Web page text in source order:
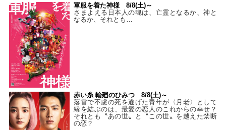
軍服を着た神様 8/8(土)～
さまよえる日本人の魂は、亡霊となるか、神と
なるか、それとも…
赤い糸 輪廻のひみつ 8/8(土)～
落雷で不慮の死を遂げた青年が〈月老〉として
縁を結ぶのは、最愛の恋人のこれからの幸せ？
それとも〝あの世〟と〝この世〟を越えた禁断
の恋？